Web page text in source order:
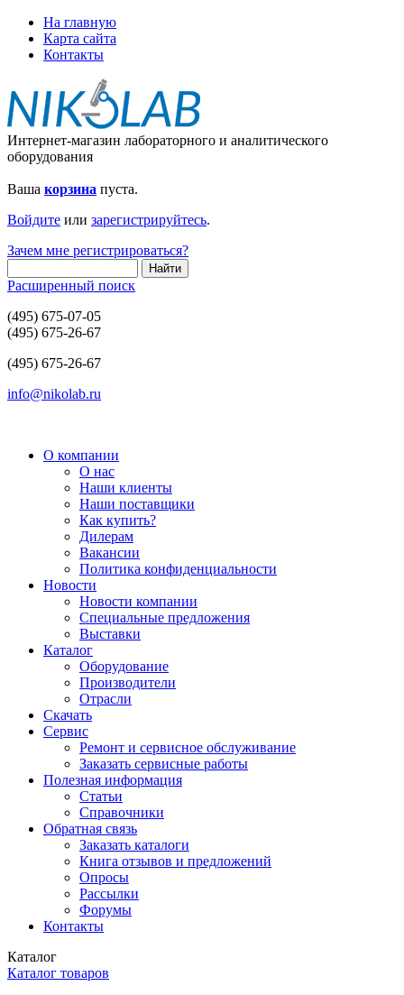
На главную
Карта сайта
Контакты
Интернет-магазин лабораторного и аналитического
оборудования
Ваша корзина пуста.
Войдите или зарегистрируйтесь.
Зачем мне регистрироваться?
Расширенный поиск
(495) 675-07-05
(495) 675-26-67
(495) 675-26-67
info@nikolab.ru
О компании
О нас
Наши клиенты
Наши поставщики
Как купить?
Дилерам
Вакансии
Политика конфиденциальности
Новости
Новости компании
Специальные предложения
Выставки
Каталог
Оборудование
Производители
Отрасли
Скачать
Сервис
Ремонт и сервисное обслуживание
Заказать сервисные работы
Полезная информация
Статьи
Справочники
Обратная связь
Заказать каталоги
Книга отзывов и предложений
Опросы
Рассылки
Форумы
Контакты
Каталог
Каталог товаров